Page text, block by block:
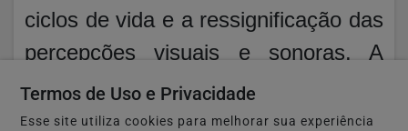
ciclos de vida e a ressignificação das
percepções visuais e sonoras. A
mostra utiliza "glitch art", "vídeo
painting" e intervenções tecnológicas
Termos de Uso e Privacidade
Esse site utiliza cookies para melhorar sua experiência